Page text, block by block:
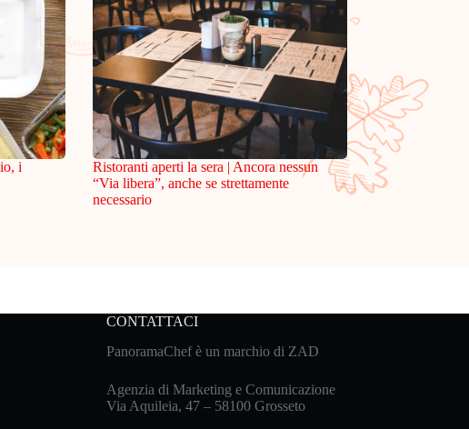
i
Ristoranti aperti la sera | Ancora nessun
“Via libera”, anche se strettamente
necessario
CONTATTACI
PanoramaChef è un marchio di ZAD
Agenzia di Marketing e Comunicazione
Via Aquileia, 47 – 58100 Grosseto